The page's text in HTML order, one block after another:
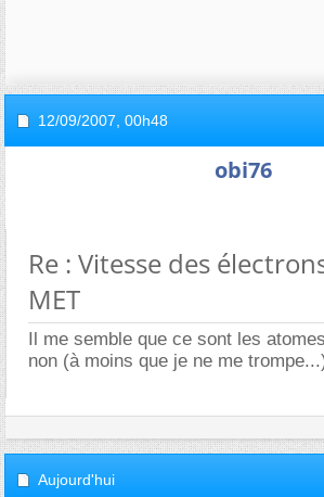
12/09/2007, 00h48
obi76
Re : Vitesse des
MET
Il me semble que ce sont les
non (à moins que je ne me
Aujourd'hui